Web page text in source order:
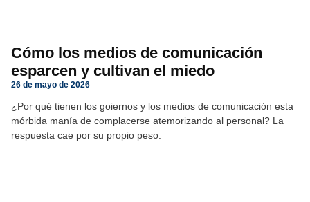
Cómo los medios de comunicación
esparcen y cultivan el miedo
26 de mayo de 2026
¿Por qué tienen los goiernos y los medios de comunicación esta
mórbida manía de complacerse atemorizando al personal? La
respuesta cae por su propio peso.